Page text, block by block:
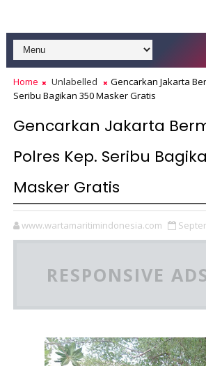
Home Unlabelled
Gencarkan Jakarta
Seribu Bagikan 350 Masker Gratis
Gencarkan Jakarta
Polres Kep. Seribu
Masker Gratis
www.wartamaritimindonesia.com
RESPONSIVE